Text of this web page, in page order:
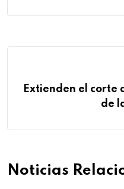
Extienden el corte
de
Noticias